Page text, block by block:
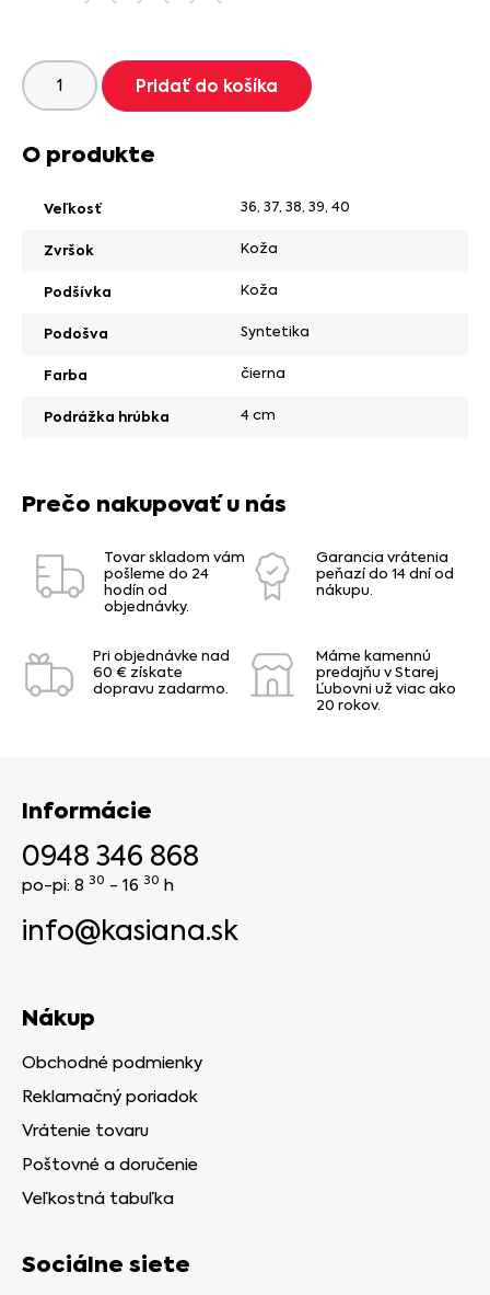
Pridať do košíka
O produkte
Veľkosť 36, 37, 38, 39, 40
Zvršok Koža
Podšívka Koža
Podošva Syntetika
Farba čierna
Podrážka hrúbka 4 cm
Prečo nakupovať u nás
Tovar skladom vám
pošleme do 24
hodín od
objednávky.
Garancia vrátenia
peňazí do 14 dní od
nákupu.
Pri objednávke nad
60 € získate
dopravu zadarmo.
Máme kamennú
predajňu v Starej
Ľubovni už viac ako
20 rokov.
Informácie
0948 346 868
po-pi: 8 30 - 16 30 h
info@kasiana.sk
Nákup
Obchodné podmienky
Reklamačný poriadok
Vrátenie tovaru
Poštovné a doručenie
Veľkostná tabuľka
Sociálne siete